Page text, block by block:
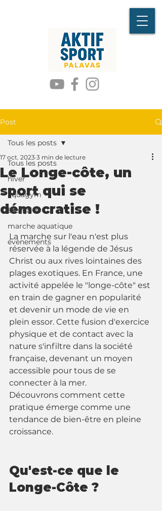
Post
Tous les posts
hiver
aquagym
Bienfaits
marche aquatique
évènements
Tous les posts
Le Longe-côte, un
sport qui se
démocratise !
17 oct. 2023 3 min de lecture
La marche sur l'eau n'est plus
réservée à la légende de Jésus
Christ ou aux rives lointaines des
plages exotiques. En France, une
activité appelée le "longe-côte" est
en train de gagner en popularité
et devenir un mode de vie en
plein essor. Cette fusion d'exercice
physique et de contact avec la
nature s'infiltre dans la société
française, devenant un moyen
accessible pour tous de se
connecter à la mer.
Découvrons comment cette
pratique émerge comme une
tendance de bien-être en pleine
croissance.
Qu'est-ce que le
Longe-Côte ?